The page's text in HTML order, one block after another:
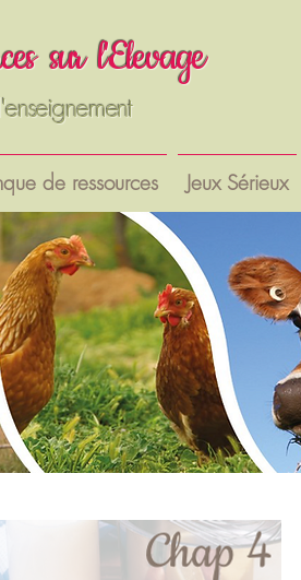
sur l'Elevage
de ressources Jeux Sérieux